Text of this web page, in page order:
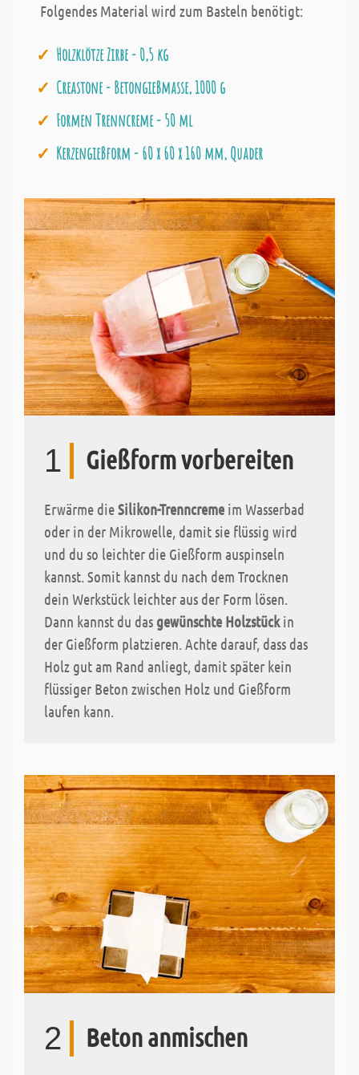
Folgendes Material wird zum Basteln benötigt:
Holzklötze Zirbe - 0,5 kg
Creastone - Betongießmasse, 1000 g
Formen Trenncreme - 50 ml
Kerzengießform - 60 x 60 x 160 mm, Quader
1 Gießform vorbereiten
Erwärme dieSilikon-Trenncreme im Wasserbad
oder in der Mikrowelle, damit sie flüssig wird
und du so leichter die Gießform auspinseln
kannst. Somit kannst du nach dem Trocknen
dein Werkstück leichter aus der Form lösen.
Dann kannst du das gewünschte Holzstückin
der Gießform platzieren. Achte darauf, dass das
Holz gut am Rand anliegt, damit später kein
flüssiger Beton zwischen Holz und Gießform
laufen kann.
2 Beton anmischen